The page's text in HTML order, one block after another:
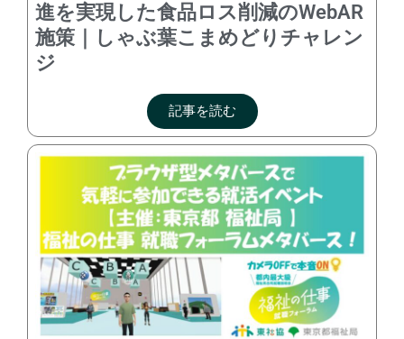
進を実現した食品ロス削減のWebAR
施策｜しゃぶ葉こまめどりチャレン
ジ
記事を読む